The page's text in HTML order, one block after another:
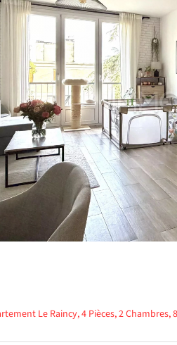
Le Raincy, 4 Pièces, 2 Chambres,